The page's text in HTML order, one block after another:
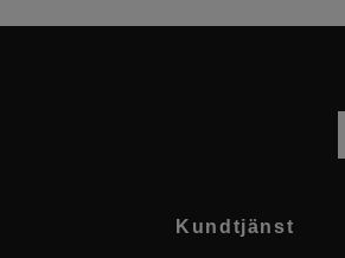
Kundtjänst